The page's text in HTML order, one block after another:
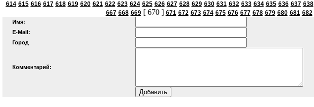
614 615 616 617 618 619 620 621 622 623 624 625 626 627 628 629 630 631 632 633 634 635 636 637 638
667 668 669[ 670 ] 671 672 673 674 675 676 677 678 679 680 681 682
Имя:
E-Mail:
Город
Комментарий: